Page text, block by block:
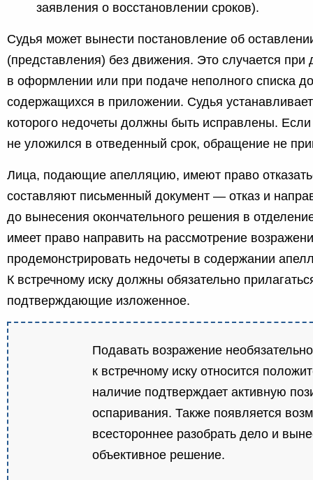
заявления о восстановлении сроков).
Судья может вынести постановление об
(представления) без движения. Это случается при
в оформлении или при подаче неполного списка
содержащихся в приложении. Судья
которого недочеты должны быть исправлены. Если
не уложился в отведенный срок, обращение не
Лица, подающие апелляцию, имеют право
составляют письменный документ — отказ и
до вынесения окончательного решения в
имеет право направить на рассмотрение
продемонстрировать недочеты в содержании
К встречному иску должны обязательно
подтверждающие изложенное.
Подавать возражение
к встречному иску относится
наличие подтверждает активную
оспаривания. Также появляется
всестороннее разобрать дело и
объективное решение.